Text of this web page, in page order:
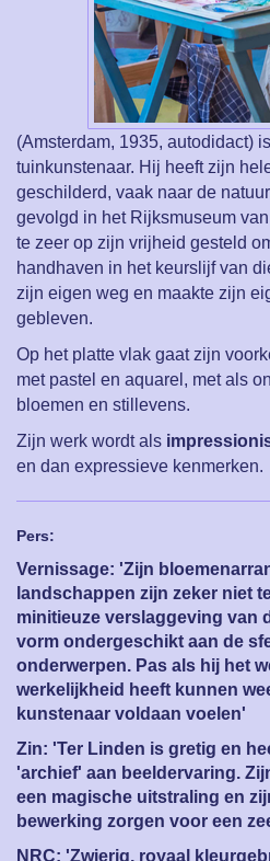
(Amsterdam, 1935, autodidact)
tuinkunstenaar. Hij heeft zijn
geschilderd, vaak naar de
gevolgd in het Rijksmuseum
te zeer op zijn vrijheid gesteld
handhaven in het keurslijf van
zijn eigen weg en maakte zijn
gebleven.
Op het platte vlak gaat zijn
met pastel en aquarel, met als
bloemen en stillevens.
Zijn werk wordt als
en dan expressieve kenmerken.
Pers:
Vernissage: 'Zijn
landschappen zijn zeker niet
minitieuze verslaggeving van
vorm ondergeschikt aan de
onderwerpen. Pas als hij het
werkelijkheid heeft kunnen
kunstenaar voldaan voelen'
Zin: 'Ter Linden is gretig en
'archief' aan beeldervaring.
een magische uitstraling en
bewerking zorgen voor een
NRC: 'Zwierig, royaal